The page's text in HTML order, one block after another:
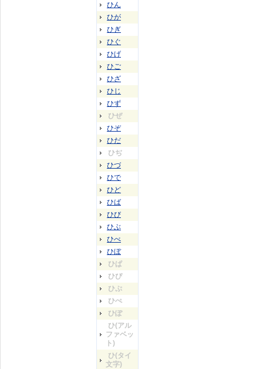
ひん
ひが
ひぎ
ひぐ
ひげ
ひご
ひざ
ひじ
ひず
ひぜ
ひぞ
ひだ
ひぢ
ひづ
ひで
ひど
ひば
ひび
ひぶ
ひべ
ひぼ
ひぱ
ひぴ
ひぷ
ひぺ
ひぽ
ひ(アル
ファベッ
ト)
ひ(タイ
文字)